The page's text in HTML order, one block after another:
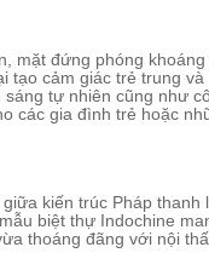
mặt đứng phóng
tạo cảm giác trẻ trung
tự nhiên cũng như
các gia đình trẻ hoặc
kiến trúc Pháp thanh
biệt thự Indochine
thoáng đãng với nội